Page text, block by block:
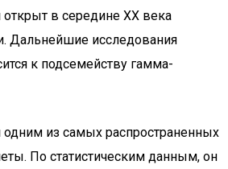
в середине ХХ века
Дальнейшие исследования
к подсемейству гамма-
одним из самых распространенных
По статистическим данным, он